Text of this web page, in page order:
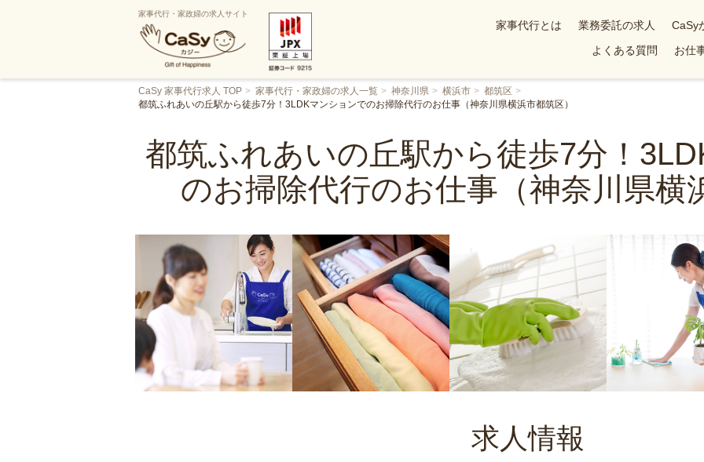
家事代行・家政婦の求人サイト
家事代行とは 業務委託の求人 CaSy
よくある質問
お仕
CaSy 家事代行求人 TOP 家事代行・家政婦の求人一覧 神奈川県 横浜市
都筑区
都筑ふれあいの丘駅から徒歩7分！3LDKマンションでのお掃除代行のお仕事（神奈川県横浜市都筑区）
都筑ふれあいの丘駅から徒歩7分！
のお掃除代行のお仕事（神奈川県横
求人情報